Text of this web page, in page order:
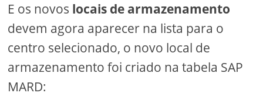
E os novos locais de armazenamento
devem agora aparecer na lista para o
centro selecionado, o novo local de
armazenamento foi criado na tabela SAP
MARD: